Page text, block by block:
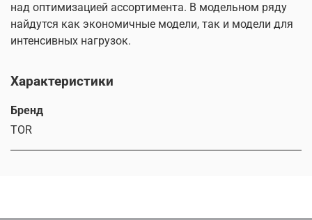
над оптимизацией ассортимента. В модельном ряду
найдутся как экономичные модели, так и модели для
интенсивных нагрузок.
Характеристики
Бренд
TOR